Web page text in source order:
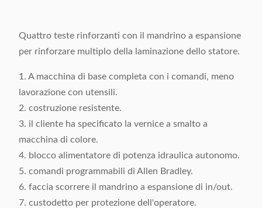
Dettagli
d'imballaggio:
Imballato con il film di vuoto
in caso del compensato
Quattro teste rinforzanti con il mandrino a espansione
per rinforzare multiplo della laminazione dello statore.
1. A macchina di base completa con i comandi, meno
lavorazione con utensili.
2. costruzione resistente.
3. il cliente ha specificato la vernice a smalto a
macchina di colore.
4. blocco alimentatore di potenza idraulica autonomo.
5. comandi programmabili di Allen Bradley.
6. faccia scorrere il mandrino a espansione di in/out.
7. custodetto per protezione dell'operatore.